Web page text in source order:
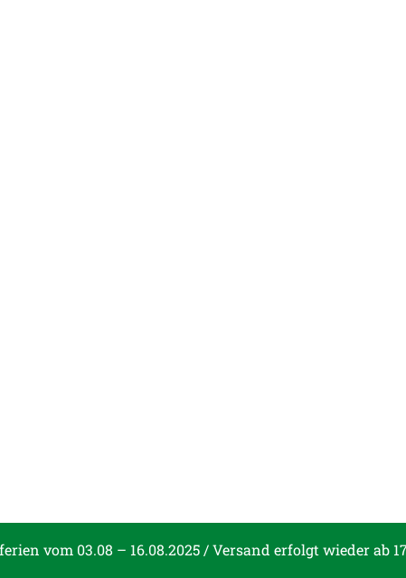
vom 03.08 – 16.08.2025 / Versand erfolgt wieder ab